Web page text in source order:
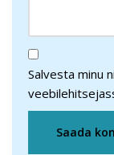
Salvesta minu